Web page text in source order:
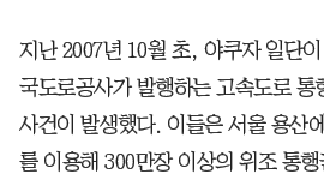
지난 2007년 10월 초, 야쿠자 일단
국도로공사가 발행하는 고속도로 통
사건이 발생했다. 이들은 서울 용산
를 이용해 300만장 이상의 위조 통